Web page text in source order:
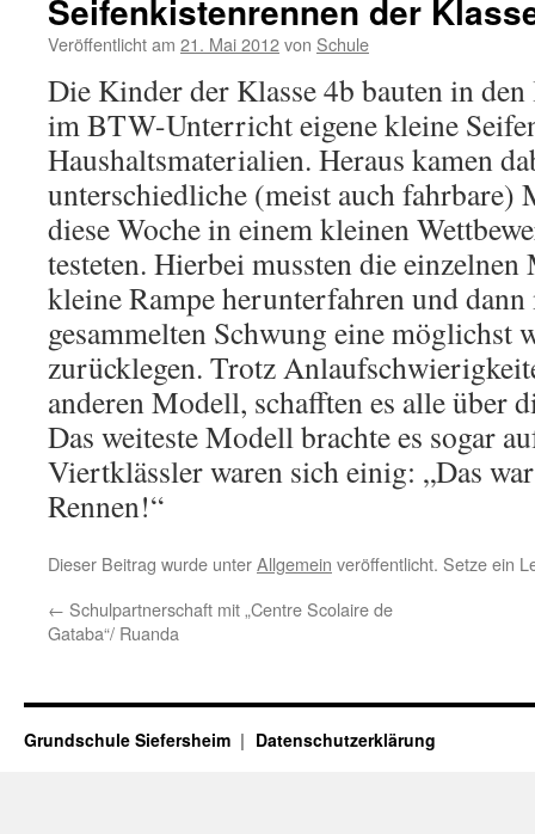
Seifenkistenrennen der
Veröffentlicht am 21. Mai 2012von Schule
Die Kinder der Klasse 4b bauten in
im BTW-Unterricht eigene kleine
Haushaltsmaterialien. Heraus kamen
unterschiedliche (meist auch fahrbare)
diese Woche in einem kleinen
testeten. Hierbei mussten die
kleine Rampe herunterfahren und
gesammelten Schwung eine möglichst
zurücklegen. Trotz
anderen Modell, schafften es alle über
Das weiteste Modell brachte es sogar
Viertklässler waren sich einig: „Das
Rennen!“
Dieser Beitrag wurde unterAllgemein veröffentlicht. Setze ein
← Schulpartnerschaft mit „Centre Scolaire de
Gataba“/ Ruanda
Grundschule Siefersheim Datenschutzerklärung